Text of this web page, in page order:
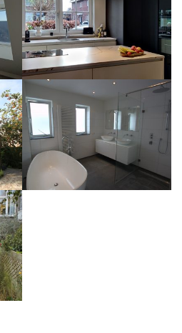
Berkel en Rodenrijs
Den Haag (2)